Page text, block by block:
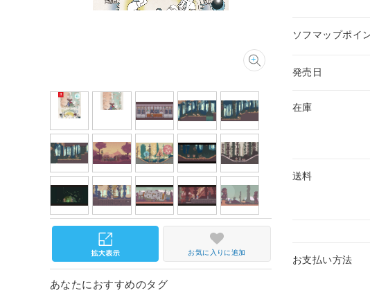
ソフマップポイ
発売日
在庫
送料
お支払い方法
お気に入りに追加
あなたにおすすめのタグ